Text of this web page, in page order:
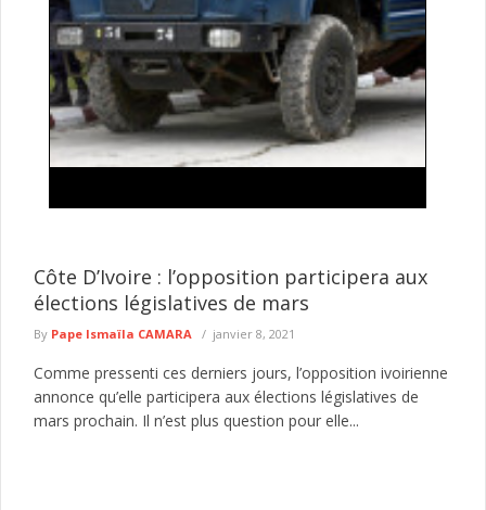
lire plus
Côte D’Ivoire : l’opposition participera aux
élections législatives de mars
By Pape Ismaïla CAMARA janvier 8, 2021
Comme pressenti ces derniers jours, l’opposition ivoirienne
annonce qu’elle participera aux élections législatives de
mars prochain. Il n’est plus question pour elle...